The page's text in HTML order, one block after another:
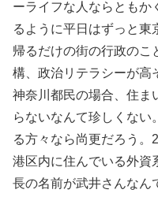
ーライフな人ならともか
るように平日はずっと東
帰るだけの街の行政のこ
構、政治リテラシーが高
神奈川都民の場合、住ま
らないなんて珍しくない
る方々なら尚更だろう。
港区内に住んでいる外資
長の名前が武井さんなん